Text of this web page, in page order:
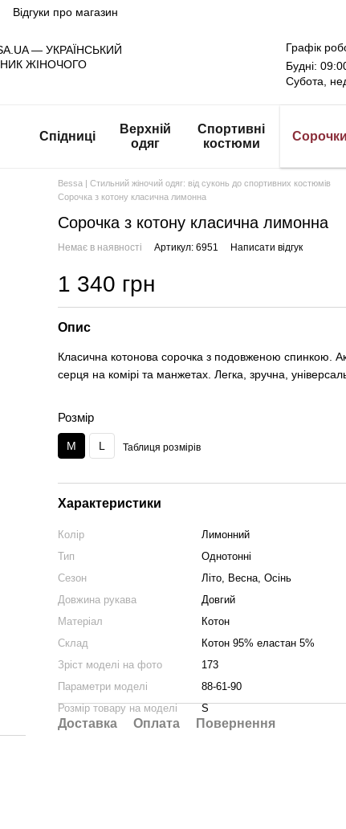
Відгуки про магазин
Графік
Будні:
Субота,
Спідниці
Верхній
одяг
Спортивні
костюми
Сорочки
Bessa | Стильний жіночий одяг: від суконь до спортивних костюмів
Сорочка з котону класична лимонна
Сорочка з котону класична лимонна
Немає в наявності Артикул: 6951 Написати відгук
1 340 грн
Опис
Класична котонова сорочка з подовженою спинкою.
серця на комірі та манжетах. Легка, зручна,
Розмір
M L Таблиця розмірів
Характеристики
Колір
Лимонний
Тип
Однотонні
Сезон
Літо, Весна, Осінь
Довжина рукава
Довгий
Матеріал
Котон
Склад
Котон 95% еластан 5%
Зріст моделі на фото
173
Параметри моделі
88-61-90
Розмір товару на моделі
S
Доставка Оплата Повернення